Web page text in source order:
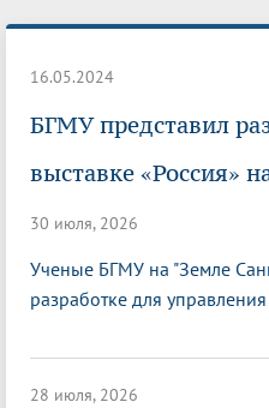
16.05.2024
БГМУ представил
выставке «Россия»
30 июля, 2026
Ученые БГМУ на "Земле
разработке для
28 июля, 2026